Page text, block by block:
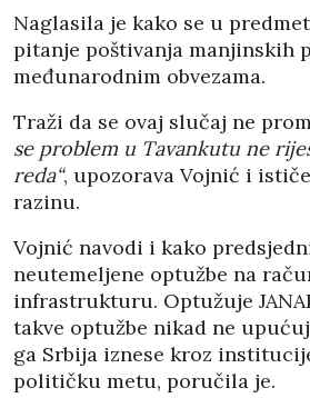
Naglasila je kako se u
pitanje poštivanja manjinskih
međunarodnim obvezama.
Traži da se ovaj slučaj ne
se problem u Tavankutu ne
reda“, upozorava Vojnić i
razinu.
Vojnić navodi i kako
neutemeljene optužbe na
infrastrukturu. Optužuje
takve optužbe nikad ne
ga Srbija iznese kroz
političku metu, poručila je.
PRIČA O NESTALIM
PANOPTICUM 03/04/2026
GALERIJA FORUM ILI
AGITPROP GALERIJA
04/03/2026